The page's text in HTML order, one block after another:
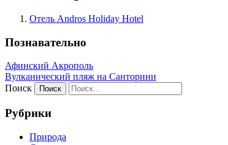
Отель Andros Holiday Hotel
Познавательно
Афинский Акрополь
Вулканический пляж на Санторини
Поиск
Рубрики
Природа